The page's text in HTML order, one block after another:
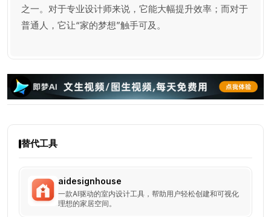
之一。对于专业设计师来说，它能大幅提升效率；而对于
普通人，它让“家的梦想”触手可及。
替代工具
aidesignhouse
一款AI驱动的室内设计工具，帮助用户轻松创建和可视化
理想的家居空间。